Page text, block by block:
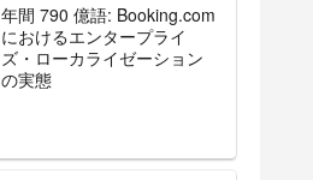
年間 790 億語: Booking.com
におけるエンタープライ
ズ・ローカライゼーション
の実態